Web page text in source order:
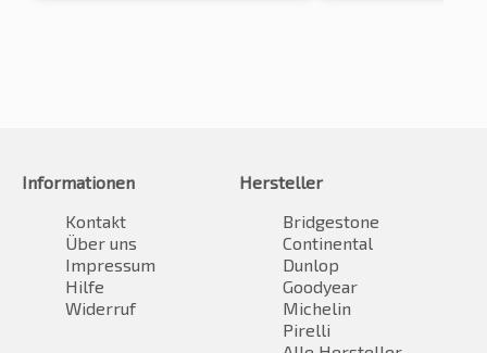
Informationen
Kontakt
Über uns
Impressum
Hilfe
Widerruf
Hersteller
Bridgestone
Continental
Dunlop
Goodyear
Michelin
Pirelli